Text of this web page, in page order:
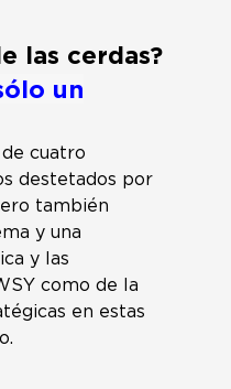
las cerdas?
un
cuatro
destetados por
también
y una
y las
como de la
en estas